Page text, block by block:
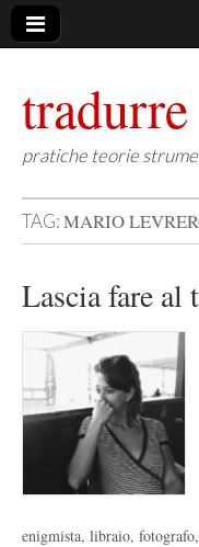
tradurre
pratiche teorie
TAG:MARIO
Lascia fare al
enigmista, libraio,